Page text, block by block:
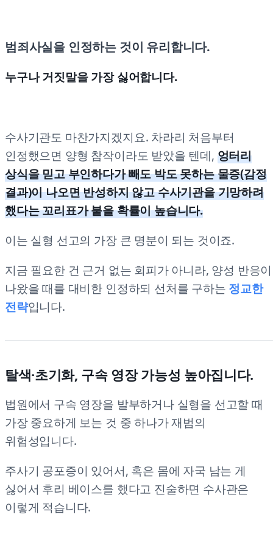
범죄사실을 인정하는 것이 유리합니다.
누구나 거짓말을 가장 싫어합니다.
수사기관도 마찬가지겠지요. 차라리 처음부터
인정했으면 양형 참작이라도 받았을 텐데, 엉터리
상식을 믿고 부인하다가 빼도 박도 못하는 물증(감정
결과)이 나오면 반성하지 않고 수사기관을 기망하려
했다는 꼬리표가 붙을 확률이 높습니다.
이는 실형 선고의 가장 큰 명분이 되는 것이죠.
지금 필요한 건 근거 없는 회피가 아니라, 양성 반응이
나왔을 때를 대비한 인정하되 선처를 구하는 정교한
전략입니다.
탈색·초기화, 구속 영장 가능성 높아집니다.
법원에서 구속 영장을 발부하거나 실형을 선고할 때
가장 중요하게 보는 것 중 하나가 재범의
위험성입니다.
주사기 공포증이 있어서, 혹은 몸에 자국 남는 게
싫어서 후리 베이스를 했다고 진술하면 수사관은
이렇게 적습니다.